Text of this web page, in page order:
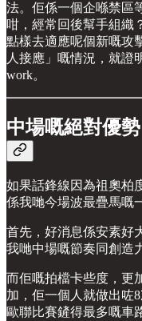
法。佢係一個企喺禁區
咁，經常回後幫手組織
點樣去適應呢個新嘅攻
人接應」嘅情況，就證
work。
中場嘅絕對優勢
如果話鋒線因為祖奧柏
係我哋今場波最疊馬嘅
首先，好消息係安素好
我哋中場嘅節奏同創造
而佢嘅拍檔卡些度，更
加，佢一個人就做出咗
歐聯比賽鏟得最多嘅車